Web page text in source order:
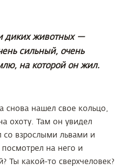
диких животных —
сильный, очень
на которой он жил.
снова нашел свое кольцо,
охоту. Там он увидел
взрослыми львами и
на него и
Ты какой-то сверхчеловек?